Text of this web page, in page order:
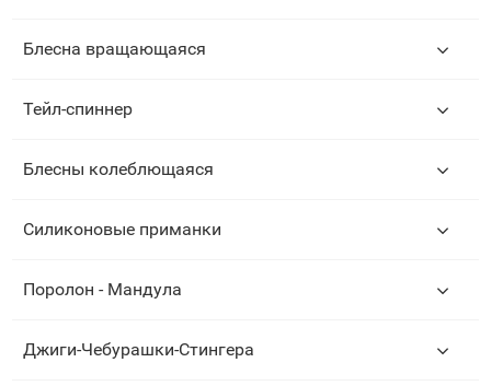
Блесна вращающаяся
Тейл-спиннер
Блесны колеблющаяся
Силиконовые приманки
Поролон - Мандула
Джиги-Чебурашки-Стингера